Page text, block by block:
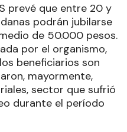
prevé que entre 20 y
podrán jubilarse
de 50.000 pesos.
por el organismo,
beneficiarios son
mayormente,
sector que sufrió
durante el período